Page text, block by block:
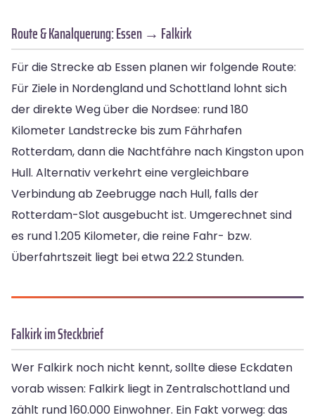
Route & Kanalquerung: Essen → Falkirk
Für die Strecke ab Essen planen wir folgende Route:
Für Ziele in Nordengland und Schottland lohnt sich
der direkte Weg über die Nordsee: rund 180
Kilometer Landstrecke bis zum Fährhafen
Rotterdam, dann die Nachtfähre nach Kingston upon
Hull. Alternativ verkehrt eine vergleichbare
Verbindung ab Zeebrugge nach Hull, falls der
Rotterdam-Slot ausgebucht ist. Umgerechnet sind
es rund 1.205 Kilometer, die reine Fahr- bzw.
Überfahrtszeit liegt bei etwa 22.2 Stunden.
Falkirk im Steckbrief
Wer Falkirk noch nicht kennt, sollte diese Eckdaten
vorab wissen: Falkirk liegt in Zentralschottland und
zählt rund 160.000 Einwohner. Ein Fakt vorweg: das